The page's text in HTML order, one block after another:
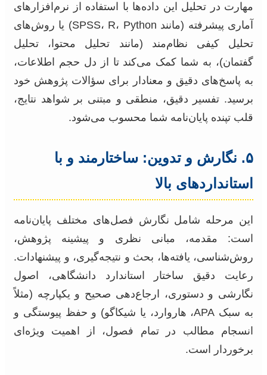
مهارت در تحلیل این داده‌ها با استفاده از نرم‌افزارهای
آماری پیشرفته (مانند SPSS، R، Python) یا روش‌های
تحلیل کیفی نظام‌مند (مانند تحلیل محتوا، تحلیل
گفتمان)، به شما کمک می‌کند تا از دل حجم اطلاعات،
به پاسخ‌های دقیق و معنادار برای سؤالات پژوهش خود
برسید. تفسیر دقیق، منطقی و مبتنی بر شواهد نتایج،
قلب تپنده پایان‌نامه شما محسوب می‌شود.
۵. نگارش و تدوین: ساختارمند و با
استانداردهای بالا
این مرحله شامل نگارش فصل‌های مختلف پایان‌نامه
است: مقدمه، مبانی نظری و پیشینه پژوهش،
روش‌شناسی، یافته‌ها، بحث و نتیجه‌گیری، و پیشنهادات.
رعایت دقیق ساختار استاندارد دانشگاهی، اصول
نگارشی و دستوری، ارجاع‌دهی صحیح و یکپارچه (مثلاً
به سبک APA، هاروارد، یا شیکاگو) و حفظ پیوستگی و
انسجام مطالب در تمام فصول، از اهمیت ویژه‌ای
برخوردار است.